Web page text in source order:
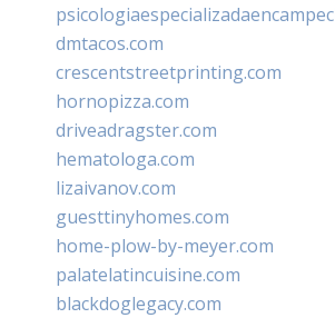
dmtacos.com
crescentstreetprinting.com
hornopizza.com
driveadragster.com
hematologa.com
lizaivanov.com
guesttinyhomes.com
home-plow-by-meyer.com
palatelatincuisine.com
blackdoglegacy.com